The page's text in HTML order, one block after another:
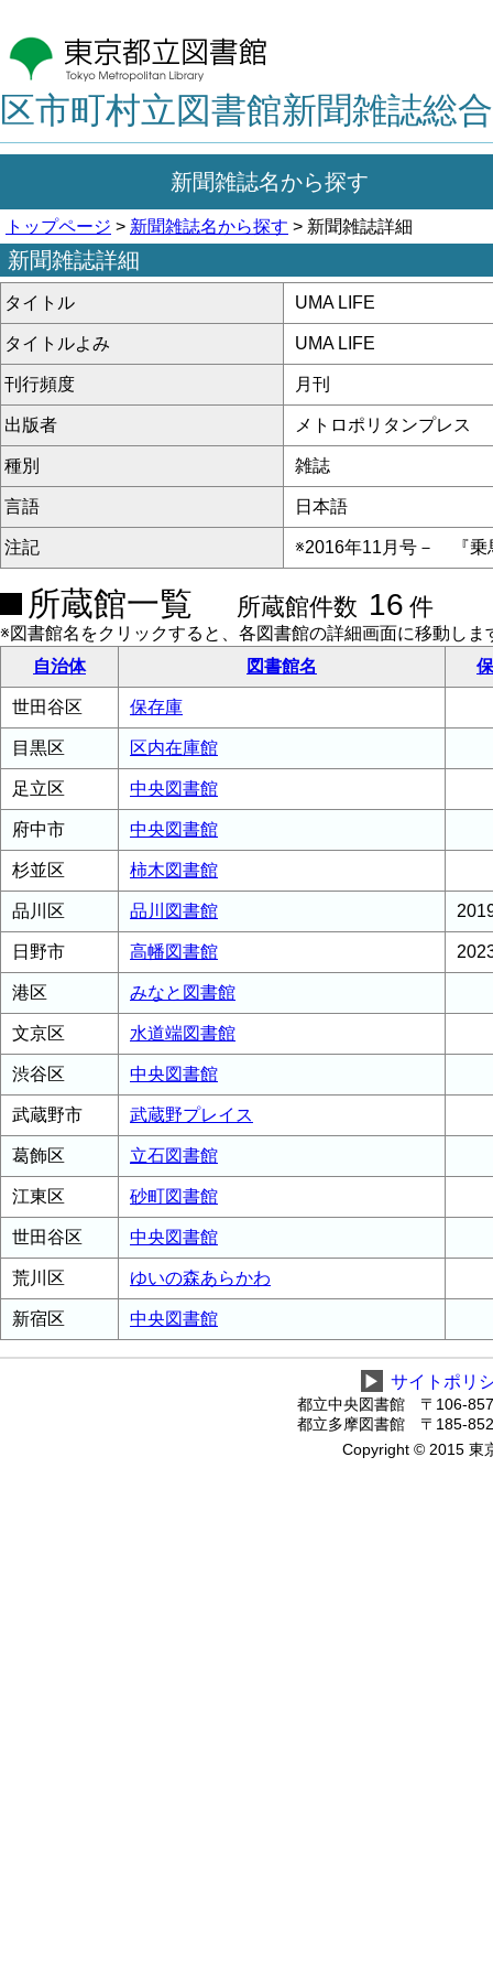
区市町村立図書館新聞雑誌総
新聞雑誌名から探す
トップページ > 新聞雑誌名から探す > 新聞雑誌詳細
新聞雑誌詳細
タイトル UMA LIFE
タイトルよみ UMA LIFE
刊行頻度 月刊
出版者 メトロポリタンプレス
種別 雑誌
言語 日本語
注記 ※2016年11月号－ 『乗
所蔵館一覧 所蔵館件数 16 件
※図書館名をクリックすると、各図書館の詳細画面に移動しま
自治体
図書館名
世田谷区 保存庫
目黒区 区内在庫館
足立区 中央図書館
府中市 中央図書館
杉並区 柿木図書館
品川区 品川図書館
日野市 高幡図書館
港区 みなと図書館
文京区 水道端図書館
渋谷区 中央図書館
武蔵野市 武蔵野プレイス
葛飾区 立石図書館
江東区 砂町図書館
世田谷区 中央図書館
荒川区 ゆいの森あらかわ
新宿区 中央図書館
▶ サイトポリ
都立中央図書館 〒106-
都立多摩図書館 〒185-
Copyright © 2015 東